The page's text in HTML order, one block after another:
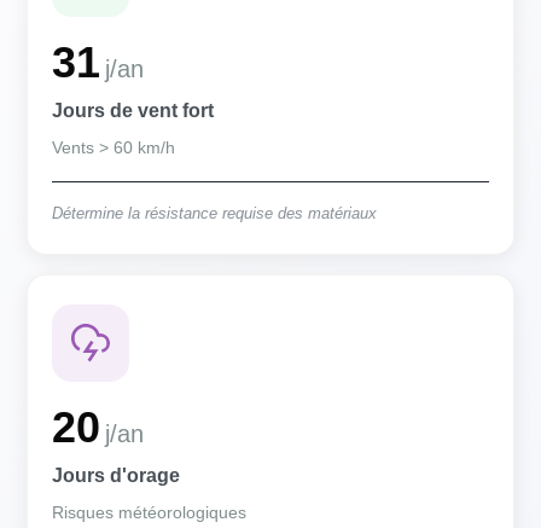
31 j/an
Jours de vent fort
Vents > 60 km/h
Détermine la résistance requise des matériaux
20 j/an
Jours d'orage
Risques météorologiques